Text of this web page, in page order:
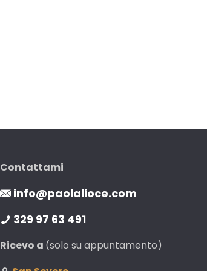
Contattami
info@paolalioce.com
329 97 63 491
Ricevo a (solo su appuntamento)